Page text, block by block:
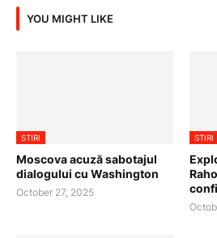
YOU MIGHT LIKE
STIRI
Moscova acuză sabotajul
dialogului cu Washington
October 27, 2025
STIRI